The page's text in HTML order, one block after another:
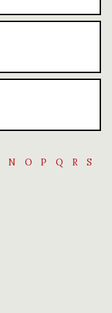
N O P Q R
S